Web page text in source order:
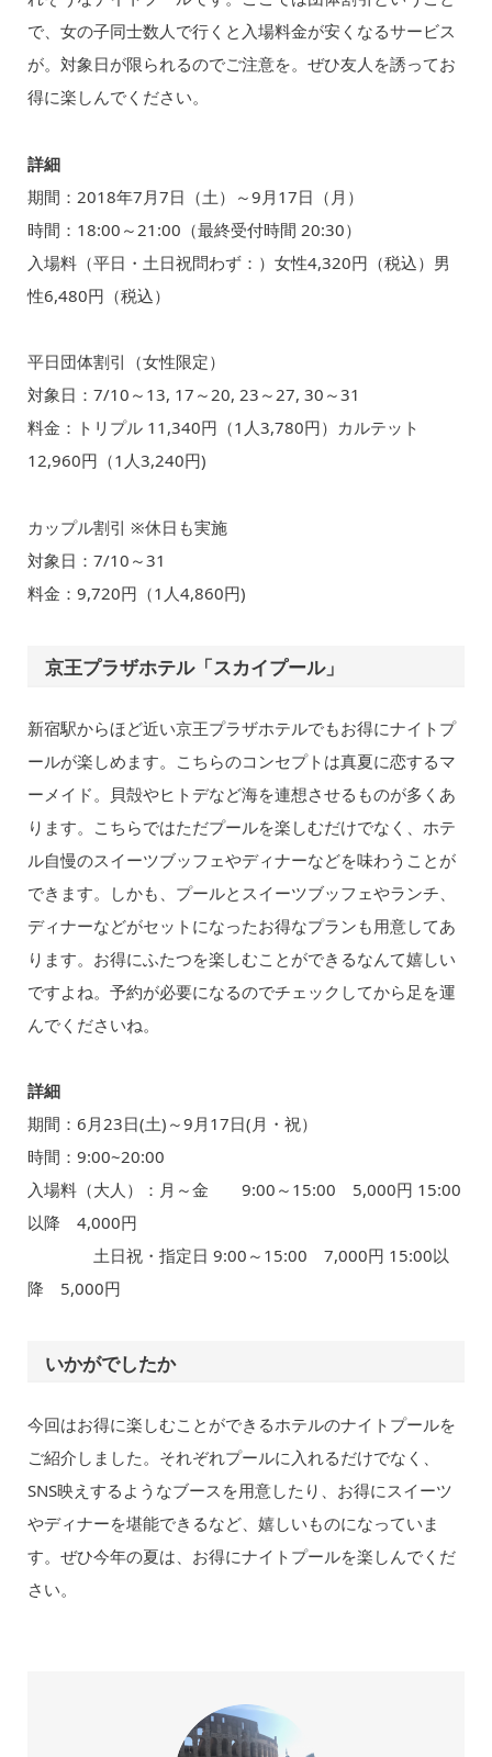
で、女の子同士数人で行くと入場料金が安くなるサービス
が。対象日が限られるのでご注意を。ぜひ友人を誘ってお
得に楽しんでください。
詳細
期間：2018年7月7日（土）～9月17日（月）
時間：18:00～21:00（最終受付時間 20:30）
入場料（平日・土日祝問わず：）女性4,320円（税込）男
性6,480円（税込）
平日団体割引（女性限定）
対象日：7/10～13, 17～20, 23～27, 30～31
料金：トリプル 11,340円（1人3,780円）カルテット
12,960円（1人3,240円)
カップル割引 ※休日も実施
対象日：7/10～31
料金：9,720円（1人4,860円)
京王プラザホテル「スカイプール」
新宿駅からほど近い京王プラザホテルでもお得にナイトプ
ールが楽しめます。こちらのコンセプトは真夏に恋するマ
ーメイド。貝殻やヒトデなど海を連想させるものが多くあ
ります。こちらではただプールを楽しむだけでなく、ホテ
ル自慢のスイーツブッフェやディナーなどを味わうことが
できます。しかも、プールとスイーツブッフェやランチ、
ディナーなどがセットになったお得なプランも用意してあ
ります。お得にふたつを楽しむことができるなんて嬉しい
ですよね。予約が必要になるのでチェックしてから足を運
んでくださいね。
詳細
期間：6月23日(土)～9月17日(月・祝）
時間：9:00~20:00
入場料（大人）：月～金 9:00～15:00 5,000円 15:00
以降 4,000円
土日祝・指定日 9:00～15:00 7,000円 15:00以
降 5,000円
いかがでしたか
今回はお得に楽しむことができるホテルのナイトプールを
ご紹介しました。それぞれプールに入れるだけでなく、
SNS映えするようなブースを用意したり、お得にスイーツ
やディナーを堪能できるなど、嬉しいものになっていま
す。ぜひ今年の夏は、お得にナイトプールを楽しんでくだ
さい。